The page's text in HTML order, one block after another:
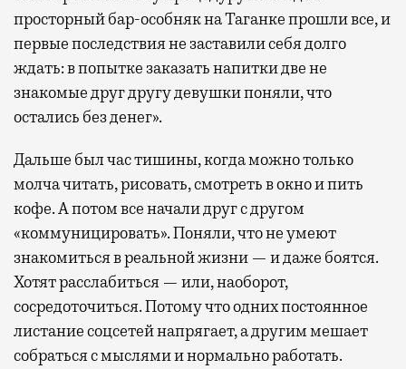
просторный бар-особняк на Таганке прошли все, и
первые последствия не заставили себя долго
ждать: в попытке заказать напитки две не
знакомые друг другу девушки поняли, что
остались без денег».
Дальше был час тишины, когда можно только
молча читать, рисовать, смотреть в окно и пить
кофе. А потом все начали друг с другом
«коммуницировать». Поняли, что не умеют
знакомиться в реальной жизни — и даже боятся.
Хотят расслабиться — или, наоборот,
сосредоточиться. Потому что одних постоянное
листание соцсетей напрягает, а другим мешает
собраться с мыслями и нормально работать.